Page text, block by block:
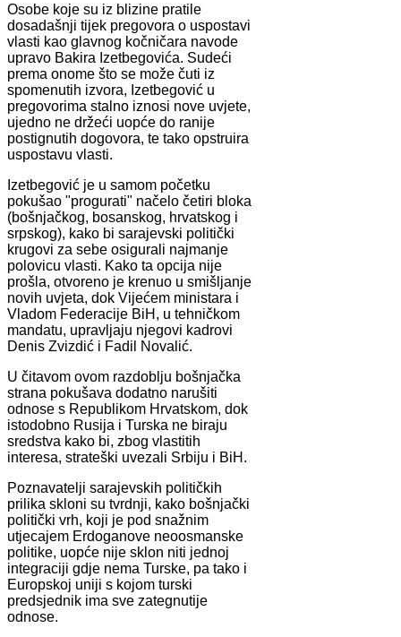
Osobe koje su iz blizine pratile
dosadašnji tijek pregovora o uspostavi
vlasti kao glavnog kočničara navode
upravo Bakira Izetbegovića. Sudeći
prema onome što se može čuti iz
spomenutih izvora, Izetbegović u
pregovorima stalno iznosi nove uvjete,
ujedno ne držeći uopće do ranije
postignutih dogovora, te tako opstruira
uspostavu vlasti.
Izetbegović je u samom početku
pokušao "progurati" načelo četiri bloka
(bošnjačkog, bosanskog, hrvatskog i
srpskog), kako bi sarajevski politički
krugovi za sebe osigurali najmanje
polovicu vlasti. Kako ta opcija nije
prošla, otvoreno je krenuo u smišljanje
novih uvjeta, dok Vijećem ministara i
Vladom Federacije BiH, u tehničkom
mandatu, upravljaju njegovi kadrovi
Denis Zvizdić i Fadil Novalić.
U čitavom ovom razdoblju bošnjačka
strana pokušava dodatno narušiti
odnose s Republikom Hrvatskom, dok
istodobno Rusija i Turska ne biraju
sredstva kako bi, zbog vlastitih
interesa, strateški uvezali Srbiju i BiH.
Poznavatelji sarajevskih političkih
prilika skloni su tvrdnji, kako bošnjački
politički vrh, koji je pod snažnim
utjecajem Erdoganove neoosmanske
politike, uopće nije sklon niti jednoj
integraciji gdje nema Turske, pa tako i
Europskoj uniji s kojom turski
predsjednik ima sve zategnutije
odnose.